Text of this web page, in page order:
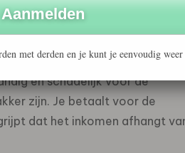
vooral in de zekerheid. Bij een
Voor een bedrijf is offline
en schadelijk voor de
zijn. Je betaalt voor de
dat het inkomen afhangt
met derden en je kunt je eenvoudig